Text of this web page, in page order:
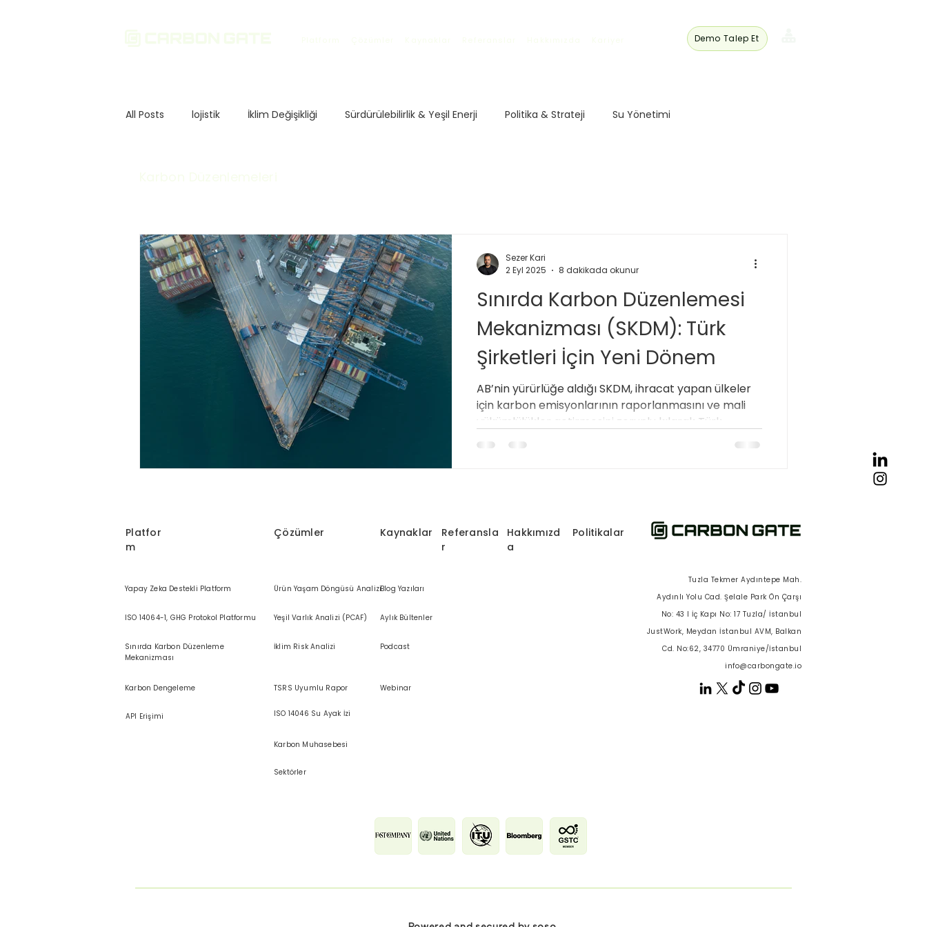
Demo Talep Et
All Posts lojistik İklim Değişikliği Sürdürülebilirlik & Yeşil Enerji Politika & Strateji Su Yönetimi
Karbon Düzenlemeleri Avrupa Birliği Politikaları Sürdürülebilir Ticaret
Sürdürülebilir İşletme Yönetimi Enerji Yoğun Sektörler Karbon Düzenlemeleri Sürdürülebilir Üretim
SKDM Uyum Süreçleri Sürdürülebilir İş Stratejileri SKDM Tanımı ve Önemi
AB Karbon Politikaları ve Karbon Sı İşletmelerde SKDM Uyum Süreçleri
Sınırda Karbon Düzenlemesi
Mekanizması (SKDM): Türk
Şirketleri İçin Yeni Dönem
AB’nin yürürlüğe aldığı SKDM, ihracat yapan ülkeler
için karbon emisyonlarının raporlanmasını ve mali
yükümlülükler getirmesini zorunlu kılarak Türk
şirketleri için stratejik bir uyum süreci başlatıyor.
Sezer Kari
2 Eyl 2025
8 dakikada okunur
Platfor
m
Çözümler Kaynaklar
Referansla
r
Hakkımızd
a
Yapay Zeka Destekli Platform Ürün Yaşam Döngüsü AnaliziBlog Yazıları
ISO 14064-1, GHG Protokol Platformu Yeşil Varlık Analizi (PCAF) Aylık Bültenler
Sınırda Karbon Düzenleme
Mekanizması
İklim Risk Analizi Podcast
Karbon Dengeleme TSRS Uyumlu Rapor Webinar
API Erişimi ISO 14046 Su Ayak İzi
Politikalar
Tuzla Tekmer Aydıntepe Mah.
Aydınlı Yolu Cad. Şelale Park Ön Çarşı
No: 43 I İç Kapı No: 17 Tuzla/ İstanbul
JustWork, Meydan İstanbul AVM, Balkan
Cd. No:62, 34770 Ümraniye/İstanbul
info@carbongate.io
Karbon Muhasebesi
Sektörler